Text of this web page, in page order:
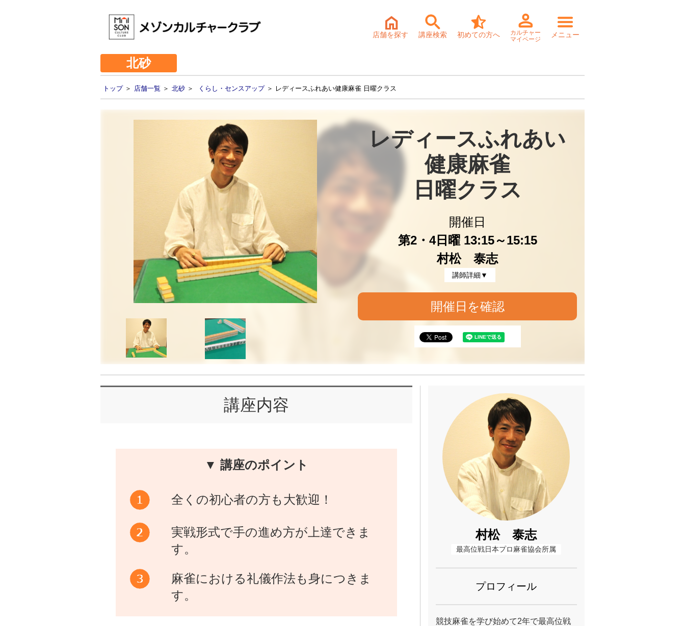
店舗を探す 講座検索 初めての方へ
カルチャー
マイページ
メニュー
北砂
トップ＞ 店舗一覧 ＞ 北砂 ＞ くらし・センスアップ＞ レディースふれあい健康麻雀 日曜クラス
レディースふれあい
健康麻雀
日曜クラス
開催日
第2・4日曜 13:15～15:15
村松 泰志
講師詳細▼
開催日を確認
講座内容
▼ 講座のポイント
全くの初心者の方も大歓迎！
実戦形式で手の進め方が上達できま
す。
麻雀における礼儀作法も身につきま
す。
村松 泰志
最高位戦日本プロ麻雀協会所属
プロフィール
競技麻雀を学び始めて2年で最高位戦